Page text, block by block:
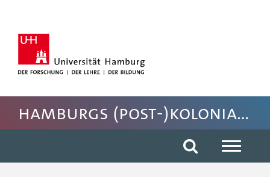
Fussbereich der Seite anspringen
Hamburgs (post-)koloniales Erbe